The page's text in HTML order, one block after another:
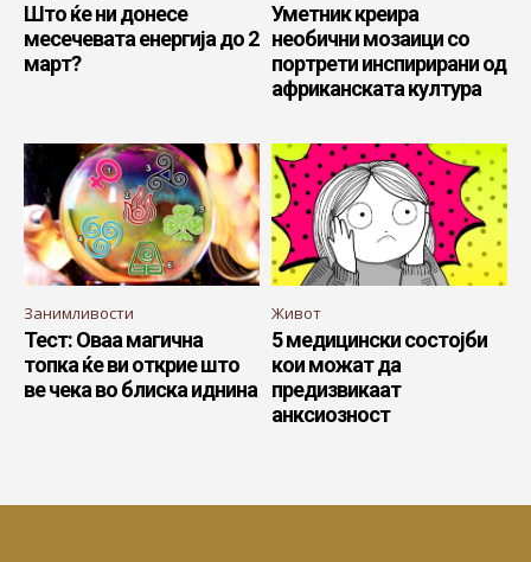
Што ќе ни донесе
месечевата енергија до 2
март?
Уметник креира
необични мозаици со
портрети инспирирани од
африканската култура
Занимливости
Тест: Оваа магична
топка ќе ви открие што
ве чека во блиска иднина
Живот
5 медицински состојби
кои можат да
предизвикаат
анксиозност